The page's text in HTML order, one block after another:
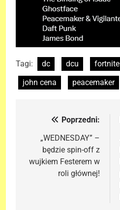
Tagi: dc dcu fortnite
john cena
peacemaker
Nawigacja
wpisu
Poprzedni:
„WEDNESDAY” –
będzie spin-off z
wujkiem Festerem w
roli głównej!